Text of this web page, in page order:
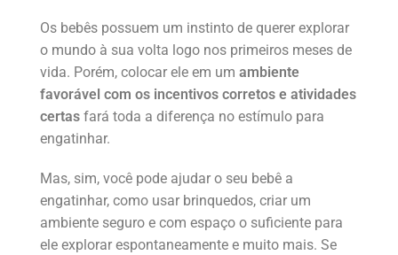
Os bebês possuem um instinto de querer explorar
o mundo à sua volta logo nos primeiros meses de
vida. Porém, colocar ele em um ambiente
favorável com os incentivos corretos e atividades
certas fará toda a diferença no estímulo para
engatinhar.
Mas, sim, você pode ajudar o seu bebê a
engatinhar, como usar brinquedos, criar um
ambiente seguro e com espaço o suficiente para
ele explorar espontaneamente e muito mais. Se